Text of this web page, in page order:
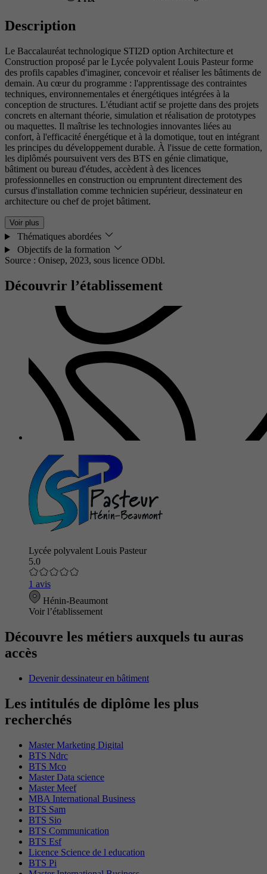
Description
Le Baccalauréat technologique STI2D option Architecture et
Construction proposé par le Lycée polyvalent Louis Pasteur forme
des profils capables d'imaginer, concevoir et réaliser les bâtiments de
demain. Au cœur du programme : l'apprentissage des contraintes
techniques, environnementales et énergétiques intégrées à la
conception de structures. L'étudiant actif se projette dans des projets
concrets en alternant théorie, simulation et réalisation de prototypes
ou maquettes. Il maîtrise les technologies innovantes liées au
confort, à l'efficacité énergétique et à la domotique, tout en intégrant
les principes du développement durable. À l'issue de cette formation,
les diplômés poursuivent vers des BTS en génie climatique,
bâtiment ou bureau d'études, accèdent à des licences
professionnelles en construction ou empruntent directement des
cursus d'installation comme technicien supérieur, dessinateur en
architecture ou chef de projet bâtiment.
Voir plus
Thématiques abordées
Objectifs de la formation
Source : Onisep, 2023, sous licence ODbl.
Découvrir l’établissement
Lycée polyvalent Louis Pasteur
5.0
1 avis
Hénin-Beaumont
Voir l’établissement
Découvre les métiers auxquels tu auras
accès
Devenir dessinateur en bâtiment
Les intitulés de diplôme les plus
recherchés
Master Marketing Digital
BTS Ndrc
BTS Mco
Master Data science
Master Meef
MBA International Business
BTS Sam
BTS Sio
BTS Communication
BTS Esf
Licence Science de l education
BTS Pi